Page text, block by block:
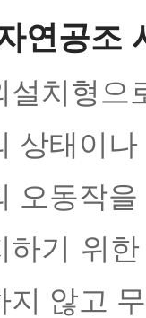
연공조
설치형으
상태이
오동작을
하기 위
지 않고